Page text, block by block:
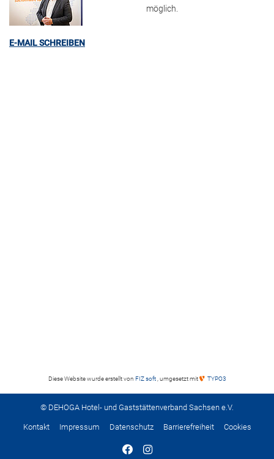
E-MAIL SCHREIBEN
möglich.
Diese Website wurde erstellt von FIZ soft , umgesetzt mit TYPO3
© DEHOGA Hotel- und Gaststättenverband Sachsen e.V.
Kontakt Impressum Datenschutz Barrierefreiheit Cookies